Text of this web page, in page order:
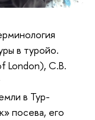
в туройо.
London), С.В.
в Тур-
посева, его